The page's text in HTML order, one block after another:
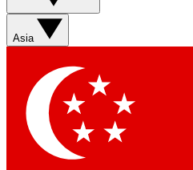
Asia